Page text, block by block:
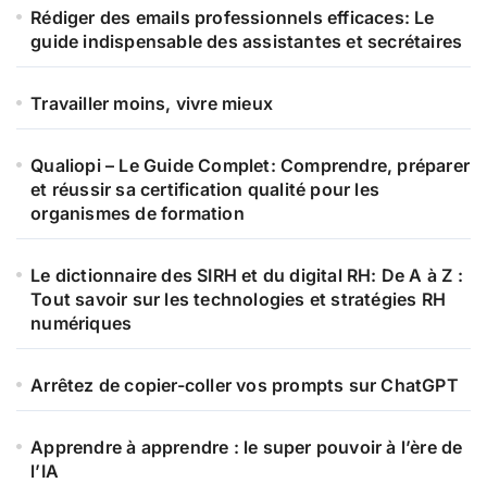
Rédiger des emails professionnels efficaces: Le
guide indispensable des assistantes et secrétaires
Travailler moins, vivre mieux
Qualiopi – Le Guide Complet: Comprendre, préparer
et réussir sa certification qualité pour les
organismes de formation
Le dictionnaire des SIRH et du digital RH: De A à Z :
Tout savoir sur les technologies et stratégies RH
numériques
Arrêtez de copier-coller vos prompts sur ChatGPT
Apprendre à apprendre : le super pouvoir à l’ère de
l’IA